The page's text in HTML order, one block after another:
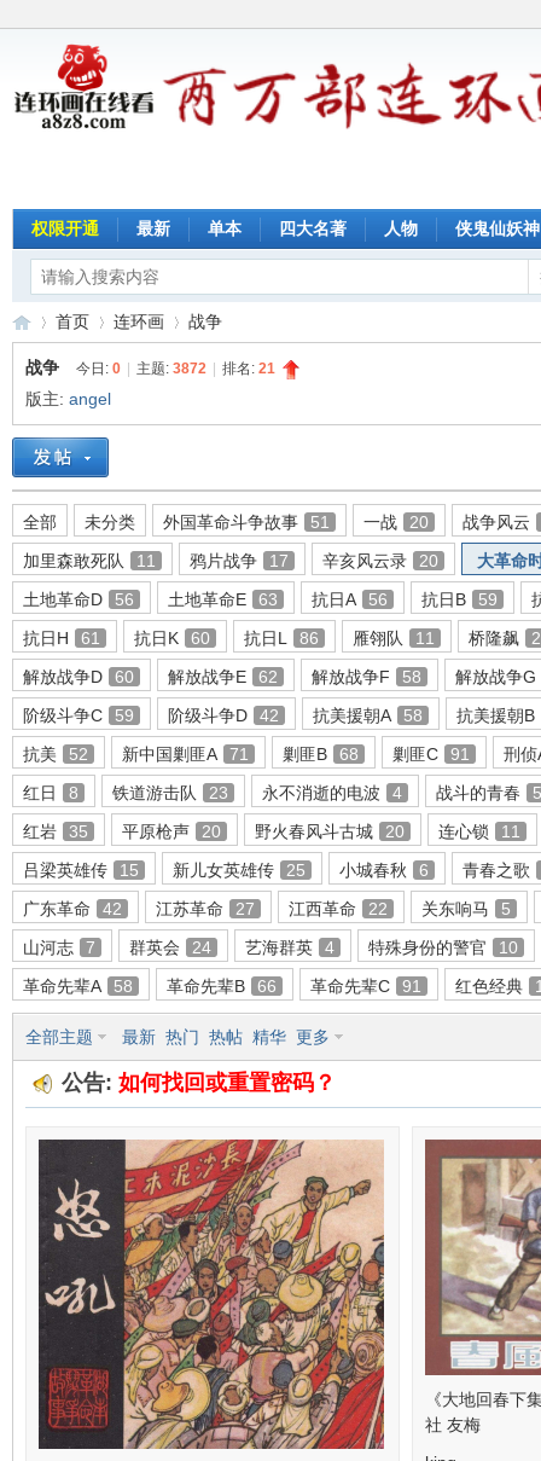
权限开通 最新 单本 四大名著 人物 侠鬼仙妖神
连
环
画
»
首页
›
连环画
›
战争
战争 今日: 0 主题: 3872 排名: 21
版主: angel
全部 未分类 外国革命斗争故事 51 一战 20
战争风云
加里森敢死队
11 鸦片战争 17 辛亥风云录 20
大革命
土地革命D
56 土地革命E 63 抗日A 56 抗日B 59
抗日H
61 抗日K 60 抗日L 86 雁翎队 11 桥隆飙
解放战争D
60 解放战争E 62 解放战争F 58
解放战争G
阶级斗争C
59 阶级斗争D 42 抗美援朝A 58
抗美援朝B
抗美
52 新中国剿匪A 71 剿匪B 68 剿匪C 91
刑侦
红日
8 铁道游击队 23 永不消逝的电波 4 战斗的青春
5
红岩
35 平原枪声 20 野火春风斗古城 20 连心锁
11
吕梁英雄传
15 新儿女英雄传 25 小城春秋 6
青春之歌
广东革命
42 江苏革命 27 江西革命 22 关东响马
5
山河志
7 群英会 24 艺海群英 4 特殊身份的警官
10
革命先辈A
58 革命先辈B 66 革命先辈C 91 红色经典
全部主题 最新 热门 热帖 精华 更多
公告: 如何找回或重置密码？
《大地回春下
社 友梅